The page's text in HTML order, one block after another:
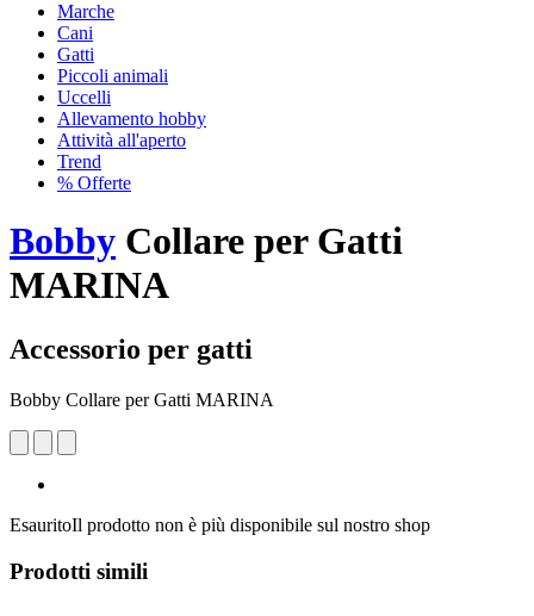
Marche
Cani
Gatti
Piccoli animali
Uccelli
Allevamento hobby
Attività all'aperto
Trend
% Offerte
Bobby Collare per Gatti
MARINA
Accessorio per gatti
Bobby Collare per Gatti MARINA
EsauritoIl prodotto non è più disponibile sul nostro shop
Prodotti simili